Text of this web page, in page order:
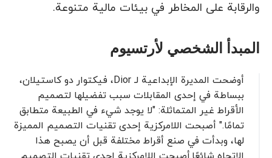
والرقابة على المخاطر في بيئات مالية متنوعة.
المبدأ الشخصي لأرتسيوم
أوضحت المديرة الإبداعية لـ Dior، فيكتوار دو كاستيلان،
ببساطة في إحدى المقابلات سبب تفضيلها لتصميم
الأقراط غير المتماثلة: "لا يوجد شيء في الطبيعة متطابق
تمامًا." أصبحت اللامركزية إحدى تقنيات التصميم المميزة
لها، وبدأت في صنع أقراط مختلفة قبل أن يصبح هذا